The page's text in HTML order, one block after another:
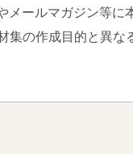
ールマガジン等に
の作成目的と異